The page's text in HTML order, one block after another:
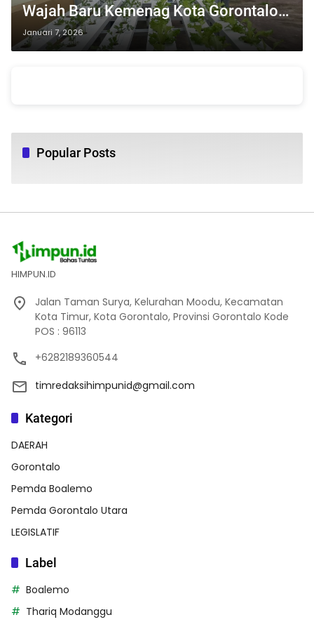
Wajah Baru Kemenag Kota Gorontalo
yang Berbasis Ekoteologi
Januari 7, 2026
Popular Posts
HIMPUN.ID
Jalan Taman Surya, Kelurahan Moodu, Kecamatan
Kota Timur, Kota Gorontalo, Provinsi Gorontalo Kode
POS : 96113
+6282189360544
timredaksihimpunid@gmail.com
Kategori
DAERAH
Gorontalo
Pemda Boalemo
Pemda Gorontalo Utara
LEGISLATIF
Label
Boalemo
Thariq Modanggu